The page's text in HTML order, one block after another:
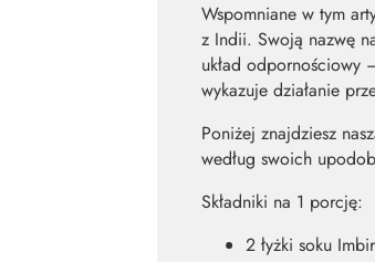
Wspomniane w tym
z Indii. Swoją nazwę
układ odpornościowy
wykazuje działanie
Poniżej znajdziesz
według swoich
Składniki na 1 porcję:
2 łyżki soku